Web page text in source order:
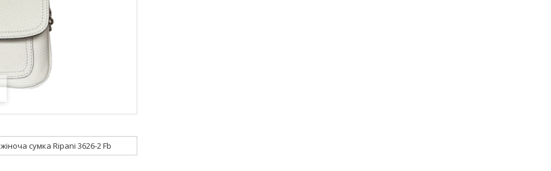
жіноча сумка Ripani 3626-2 Fb